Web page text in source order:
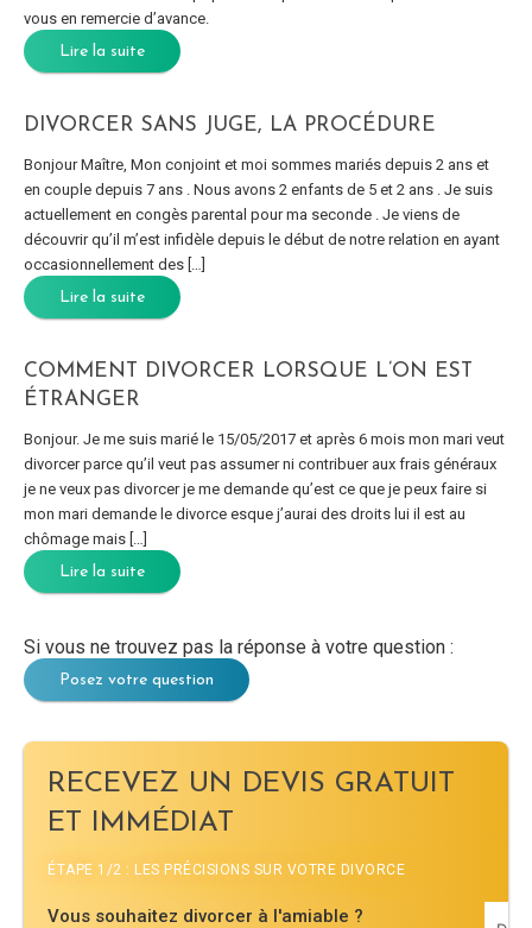
vous en remercie d’avance.
Lire la suite
DIVORCER SANS JUGE, LA PROCÉDURE
Bonjour Maître, Mon conjoint et moi sommes mariés depuis 2 ans et
en couple depuis 7 ans . Nous avons 2 enfants de 5 et 2 ans . Je suis
actuellement en congès parental pour ma seconde . Je viens de
découvrir qu’il m’est infidèle depuis le début de notre relation en ayant
occasionnellement des […]
Lire la suite
COMMENT DIVORCER LORSQUE L’ON EST
ÉTRANGER
Bonjour. Je me suis marié le 15/05/2017 et après 6 mois mon mari veut
divorcer parce qu’il veut pas assumer ni contribuer aux frais généraux
je ne veux pas divorcer je me demande qu’est ce que je peux faire si
mon mari demande le divorce esque j’aurai des droits lui il est au
chômage mais […]
Lire la suite
Si vous ne trouvez pas la réponse à votre question :
Posez votre question
RECEVEZ UN DEVIS GRATUIT
ET IMMÉDIAT
ÉTAPE 1/2 : LES PRÉCISIONS SUR VOTRE DIVORCE
Vous souhaitez divorcer à l'amiable ?